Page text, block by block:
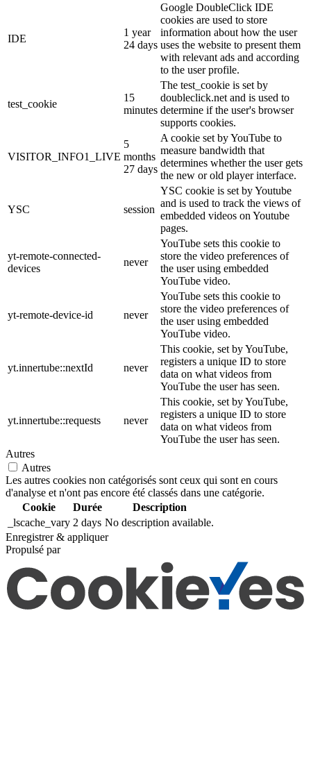
IDE
1 year
24 days
Google DoubleClick IDE
cookies are used to store
information about how the user
uses the website to present them
with relevant ads and according
to the user profile.
test_cookie
15
minutes
The test_cookie is set by
doubleclick.net and is used to
determine if the user's browser
supports cookies.
VISITOR_INFO1_LIVE
5
months
27 days
A cookie set by YouTube to
measure bandwidth that
determines whether the user gets
the new or old player interface.
YSC session
YSC cookie is set by Youtube
and is used to track the views of
embedded videos on Youtube
pages.
yt-remote-connected-
devices
never
YouTube sets this cookie to
store the video preferences of
the user using embedded
YouTube video.
yt-remote-device-id never
YouTube sets this cookie to
store the video preferences of
the user using embedded
YouTube video.
yt.innertube::nextId never
This cookie, set by YouTube,
registers a unique ID to store
data on what videos from
YouTube the user has seen.
yt.innertube::requests never
This cookie, set by YouTube,
registers a unique ID to store
data on what videos from
YouTube the user has seen.
Autres
Autres
Les autres cookies non catégorisés sont ceux qui sont en cours
d'analyse et n'ont pas encore été classés dans une catégorie.
Cookie
Durée
Description
_lscache_vary 2 days No description available.
Enregistrer & appliquer
Propulsé par